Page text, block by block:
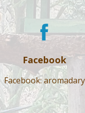
Facebook
Facebook: aromadary